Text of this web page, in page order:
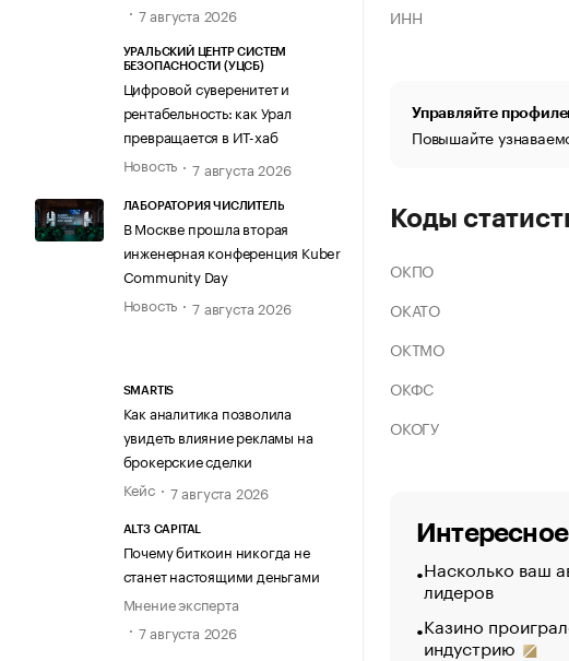
7 августа 2026
УРАЛЬСКИЙ ЦЕНТР СИСТЕМ
БЕЗОПАСНОСТИ (УЦСБ)
Цифровой суверенитет и
рентабельность: как Урал
превращается в ИТ-хаб
Новость
7 августа 2026
ЛАБОРАТОРИЯ ЧИСЛИТЕЛЬ
В Москве прошла вторая
инженерная конференция Kuber
Community Day
Новость
7 августа 2026
SMARTIS
Как аналитика позволила
увидеть влияние рекламы на
брокерские сделки
Кейс
7 августа 2026
ALT3 CAPITAL
Почему биткоин никогда не
станет настоящими деньгами
Мнение эксперта
7 августа 2026
ИНН
Управляйте
Повышайте
Коды
ОКПО
ОКАТО
ОКТМО
ОКФС
ОКОГУ
Насколько ваш
лидеров
Казино
индустрию